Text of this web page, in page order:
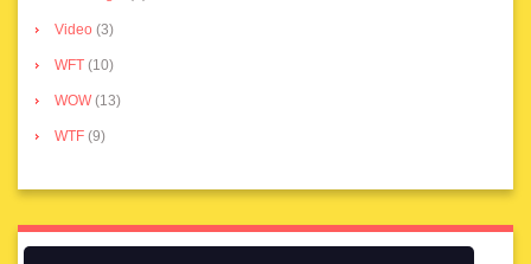
Video (3)
WFT (10)
WOW(13)
WTF (9)